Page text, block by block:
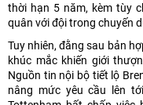
thời hạn 5 năm, kèm tùy
quân với đội trong chuyến
Tuy nhiên, đằng sau bản
khúc mắc khiến giới
Nguồn tin nội bộ tiết lộ
nâng mức yêu cầu lên